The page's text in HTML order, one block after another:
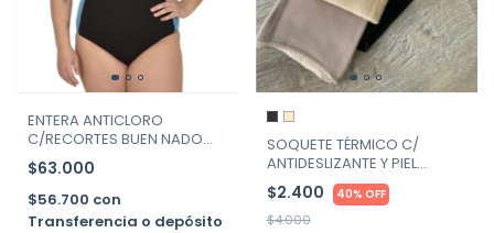
ENTERA ANTICLORO
C/RECORTES BUEN NADO
ART.377
$63.000
$56.700 con
Transferencia o depósito
SOQUETE TÉRMICO C/
ANTIDESLIZANTE Y PIEL
ADENTRO. ART. MAX-MANTI
$2.400 40% OFF
$4.000